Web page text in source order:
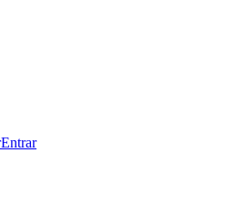
Entrar